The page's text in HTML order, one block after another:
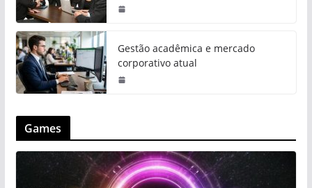
Gestão acadêmica e mercado
corporativo atual
Games